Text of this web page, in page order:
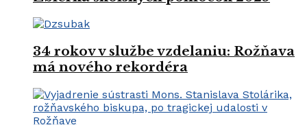
34 rokov v službe vzdelaniu: Rožňava
má nového rekordéra